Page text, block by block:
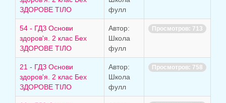
ЗДОРОВЕ ТІЛО
фулл
54 - ГДЗ Основи
здоров'я. 2 клас Бех
ЗДОРОВЕ ТІЛО
Автор:
Школа
фулл
Просмотров: 713
21 - ГДЗ Основи
здоров'я. 2 клас Бех
ЗДОРОВЕ ТІЛО
Автор:
Школа
фулл
Просмотров: 758